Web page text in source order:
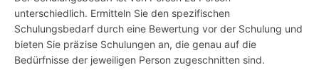
unterschiedlich. Ermitteln Sie den spezifischen
Schulungsbedarf durch eine Bewertung vor der Schulung und
bieten Sie präzise Schulungen an, die genau auf die
Bedürfnisse der jeweiligen Person zugeschnitten sind.